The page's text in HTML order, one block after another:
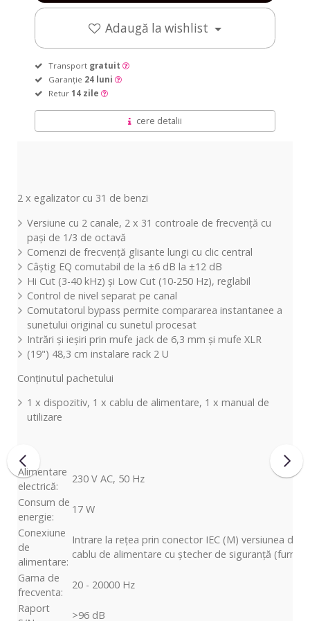
Adaugă la wishlist
Transport gratuit
Garanție 24 luni
Retur 14 zile
cere detalii
2 x egalizator cu 31 de benzi
Versiune cu 2 canale, 2 x 31 controale de frecvență cu
pași de 1/3 de octavă
Comenzi de frecvență glisante lungi cu clic central
Câștig EQ comutabil de la ±6 dB la ±12 dB
Hi Cut (3-40 kHz) și Low Cut (10-250 Hz), reglabil
Control de nivel separat pe canal
Comutatorul bypass permite compararea instantanee a
sunetului original cu sunetul procesat
Intrări și ieșiri prin mufe jack de 6,3 mm și mufe XLR
(19") 48,3 cm instalare rack 2 U
Conținutul pachetului
1 x dispozitiv, 1 x cablu de alimentare, 1 x manual de
utilizare
Alimentare
electrică:
230 V AC, 50 Hz
Consum de
energie:
17 W
Conexiune
de
alimentare:
Intrare la rețea prin conector IEC (M) versiunea de
cablu de alimentare cu ștecher de siguranță
Gama de
frecventa:
20 - 20000 Hz
Raport
>96 dB